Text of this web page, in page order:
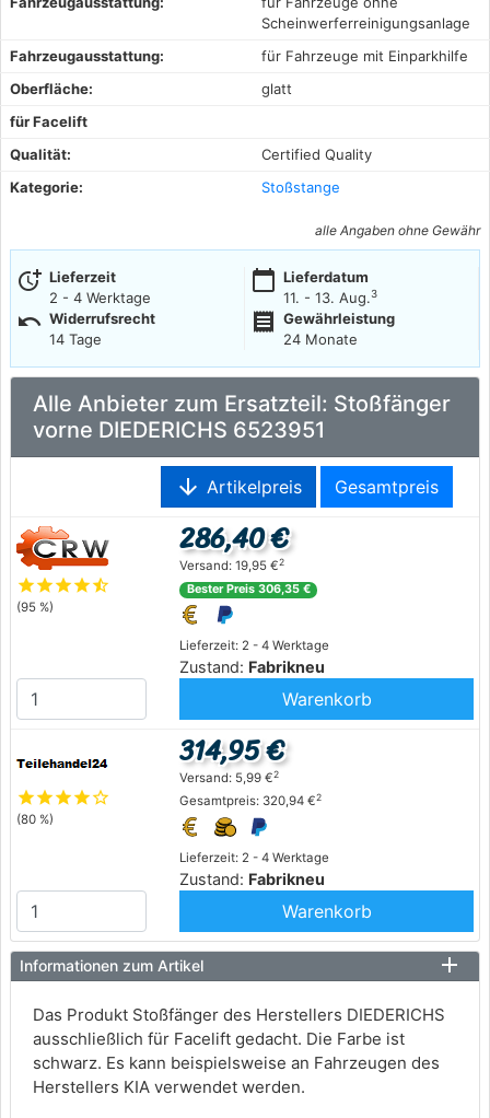
Scheinwerferreinigungsanlage
Fahrzeugausstattung:
für Fahrzeuge mit Einparkhilfe
Oberfläche:
glatt
für Facelift
Qualität:
Certified Quality
Kategorie:
Stoßstange
alle Angaben ohne Gewähr
more_time Lieferzeit
2 - 4 Werktage
calendar_today Lieferdatum
11. - 13. Aug.3
undo Widerrufsrecht
14 Tage
receipt
Gewährleistung
24 Monate
Alle Anbieter zum Ersatzteil: Stoßfänger
vorne DIEDERICHS 6523951
arrow_downward Artikelpreis Gesamtpreis
starstarstarstarstar_half
(95 %)
Lieferzeit: 2 - 4 Werktage
Zustand: Fabrikneu
286,40 €
Versand: 19,95 €2
Bester Preis 306,35 €
Warenkorb
starstarstarstarstar_outline
(80 %)
Lieferzeit: 2 - 4 Werktage
Zustand: Fabrikneu
314,95 €
Versand: 5,99 €2
Gesamtpreis: 320,94 €2
Warenkorb
Informationen zum Artikel
Das Produkt Stoßfänger des Herstellers DIEDERICHS
ausschließlich für Facelift gedacht. Die Farbe ist
schwarz. Es kann beispielsweise an Fahrzeugen des
Herstellers KIA verwendet werden.